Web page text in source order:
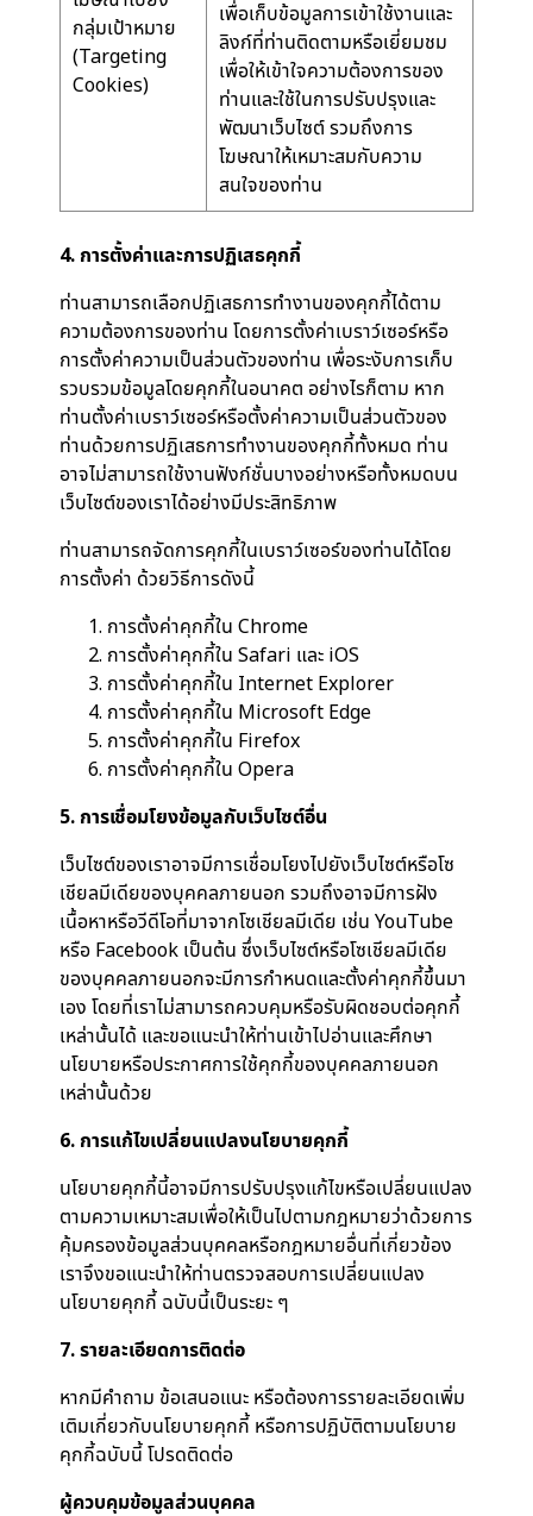
กลุ่มเป้าหมาย
(Targeting
Cookies)
เพื่อเก็บข้อมูลการเข้าใช้งานและ
ลิงก์ที่ท่านติดตามหรือเยี่ยมชม
เพื่อให้เข้าใจความต้องการของ
ท่านและใช้ในการปรับปรุงและ
พัฒนาเว็บไซต์ รวมถึงการ
โฆษณาให้เหมาะสมกับความ
สนใจของท่าน
4. การตั้งค่าและการปฏิเสธคุกกี้
ท่านสามารถเลือกปฏิเสธการทำงานของคุกกี้ได้ตาม
ความต้องการของท่าน โดยการตั้งค่าเบราว์เซอร์หรือ
การตั้งค่าความเป็นส่วนตัวของท่าน เพื่อระงับการเก็บ
รวบรวมข้อมูลโดยคุกกี้ในอนาคต อย่างไรก็ตาม หาก
ท่านตั้งค่าเบราว์เซอร์หรือตั้งค่าความเป็นส่วนตัวของ
ท่านด้วยการปฏิเสธการทำงานของคุกกี้ทั้งหมด ท่าน
อาจไม่สามารถใช้งานฟังก์ชั่นบางอย่างหรือทั้งหมดบน
เว็บไซต์ของเราได้อย่างมีประสิทธิภาพ
ท่านสามารถจัดการคุกกี้ในเบราว์เซอร์ของท่านได้โดย
การตั้งค่า ด้วยวิธีการดังนี้
การตั้งค่าคุกกี้ใน Chrome
การตั้งค่าคุกกี้ใน Safari และ iOS
การตั้งค่าคุกกี้ใน Internet Explorer
การตั้งค่าคุกกี้ใน Microsoft Edge
การตั้งค่าคุกกี้ใน Firefox
การตั้งค่าคุกกี้ใน Opera
5. การเชื่อมโยงข้อมูลกับเว็บไซต์อื่น
เว็บไซต์ของเราอาจมีการเชื่อมโยงไปยังเว็บไซต์หรือโซ
เชียลมีเดียของบุคคลภายนอก รวมถึงอาจมีการฝัง
เนื้อหาหรือวีดีโอที่มาจากโซเชียลมีเดีย เช่น YouTube
หรือ Facebook เป็นต้น ซึ่งเว็บไซต์หรือโซเชียลมีเดีย
ของบุคคลภายนอกจะมีการกำหนดและตั้งค่าคุกกี้ขึ้นมา
เอง โดยที่เราไม่สามารถควบคุมหรือรับผิดชอบต่อคุกกี้
เหล่านั้นได้ และขอแนะนำให้ท่านเข้าไปอ่านและศึกษา
นโยบายหรือประกาศการใช้คุกกี้ของบุคคลภายนอก
เหล่านั้นด้วย
6. การแก้ไขเปลี่ยนแปลงนโยบายคุกกี้
นโยบายคุกกี้นี้อาจมีการปรับปรุงแก้ไขหรือเปลี่ยนแปลง
ตามความเหมาะสมเพื่อให้เป็นไปตามกฎหมายว่าด้วยการ
คุ้มครองข้อมูลส่วนบุคคลหรือกฎหมายอื่นที่เกี่ยวข้อง
เราจึงขอแนะนำให้ท่านตรวจสอบการเปลี่ยนแปลง
นโยบายคุกกี้ ฉบับนี้เป็นระยะ ๆ
7. รายละเอียดการติดต่อ
หากมีคำถาม ข้อเสนอแนะ หรือต้องการรายละเอียดเพิ่ม
เติมเกี่ยวกับนโยบายคุกกี้ หรือการปฏิบัติตามนโยบาย
คุกกี้ฉบับนี้ โปรดติดต่อ
ผู้ควบคุมข้อมูลส่วนบุคคล